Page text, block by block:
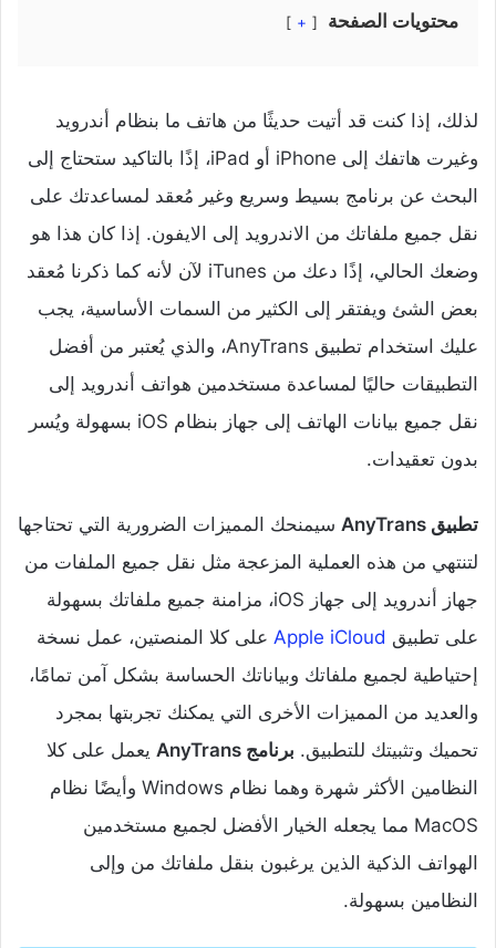
محتويات الصفحة +
لذلك، إذا كنت قد أتيت حديثًا من هاتف ما بنظام أندرويد
وغيرت هاتفك إلى iPhone أو iPad، إذًا بالتاكيد ستحتاج إلى
البحث عن برنامج بسيط وسريع وغير مُعقد لمساعدتك على
نقل جميع ملفاتك من الاندرويد إلى الايفون. إذا كان هذا هو
وضعك الحالي، إذًا دعك من iTunes لآن لأنه كما ذكرنا مُعقد
بعض الشئ ويفتقر إلى الكثير من السمات الأساسية، يجب
عليك استخدام تطبيق AnyTrans، والذي يُعتبر من أفضل
التطبيقات حاليًا لمساعدة مستخدمين هواتف أندرويد إلى
نقل جميع بيانات الهاتف إلى جهاز بنظام iOS بسهولة ويُسر
بدون تعقيدات.
تطبيق AnyTrans
سيمنحك المميزات الضرورية التي تحتاجها
لتنتهي من هذه العملية المزعجة مثل نقل جميع الملفات من
جهاز أندرويد إلى جهاز iOS، مزامنة جميع ملفاتك بسهولة
على تطبيق Apple iCloud على كلا المنصتين، عمل نسخة
إحتياطية لجميع ملفاتك وبياناتك الحساسة بشكل آمن تمامًا،
والعديد من المميزات الأخرى التي يمكنك تجربتها بمجرد
تحميك وتثبيتك للتطبيق. برنامج AnyTrans
يعمل على كلا
النظامين الأكثر شهرة وهما نظام Windows وأيضًا نظام
MacOS مما يجعله الخيار الأفضل لجميع مستخدمين
الهواتف الذكية الذين يرغبون بنقل ملفاتك من وإلى
النظامين بسهولة.